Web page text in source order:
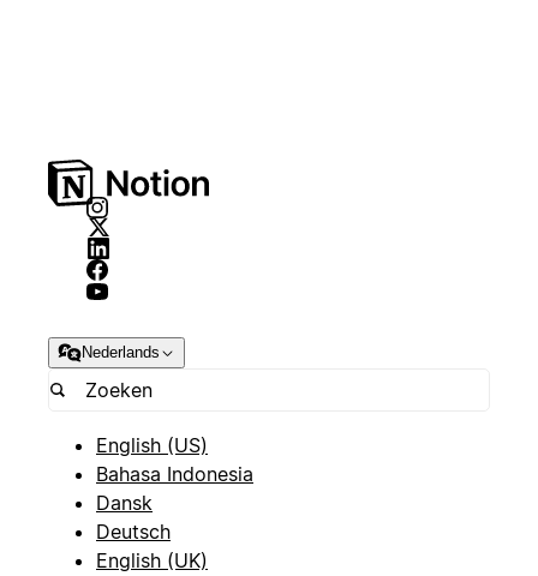
Nederlands
English (US)
Bahasa Indonesia
Dansk
Deutsch
English (UK)